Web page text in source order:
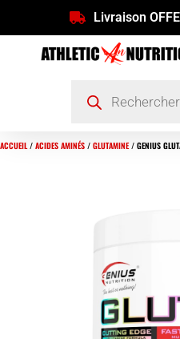
Livraison
ACCUEIL/ ACIDES AMINÉS / GLUTAMINE/ GENIUS